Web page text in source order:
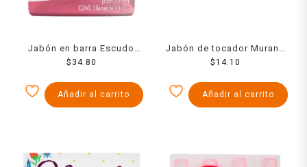
Jabón en barra Escudo
antibacterial protección y
c/u
$ 34.80
Añadir al carrito
Jabón de tocador Murano
frambueso y chía 150 g
$14.10
Añadir al carrito